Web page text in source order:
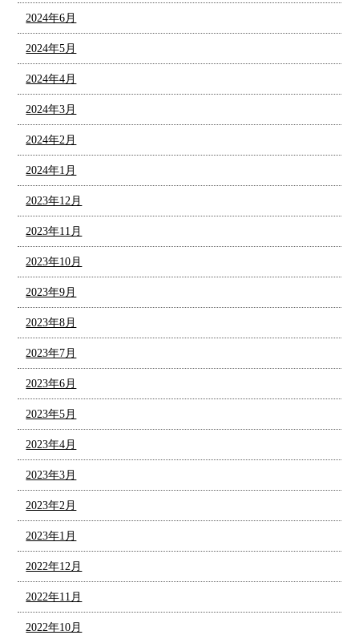
2024年6月
2024年5月
2024年4月
2024年3月
2024年2月
2024年1月
2023年12月
2023年11月
2023年10月
2023年9月
2023年8月
2023年7月
2023年6月
2023年5月
2023年4月
2023年3月
2023年2月
2023年1月
2022年12月
2022年11月
2022年10月